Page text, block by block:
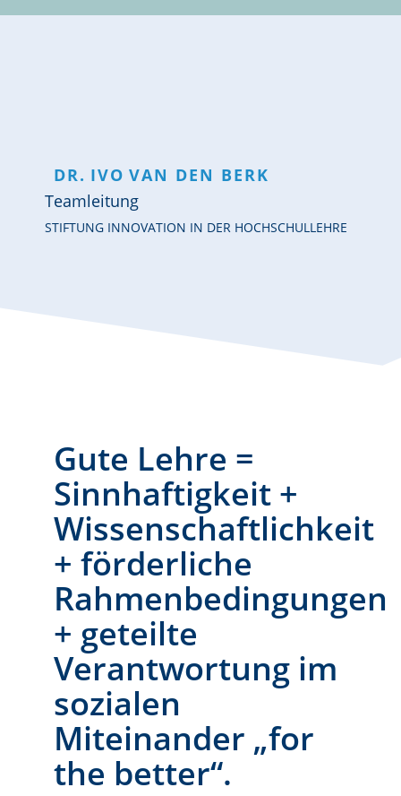
DR. IVO VAN DEN BERK
Teamleitung
STIFTUNG INNOVATION IN DER HOCHSCHULLEHRE
Gute Lehre =
Sinnhaftigkeit +
Wissenschaftlichkeit
+ förderliche
Rahmenbedingungen
+ geteilte
Verantwortung im
sozialen
Miteinander „for
the better“.